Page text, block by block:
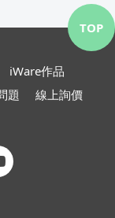
iWare作品
題
線上詢價
TOP